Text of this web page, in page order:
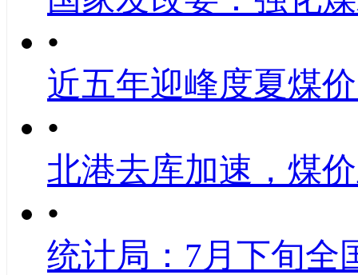
•
近五年迎峰度夏煤
•
北港去库加速，煤
•
统计局：7月下旬全